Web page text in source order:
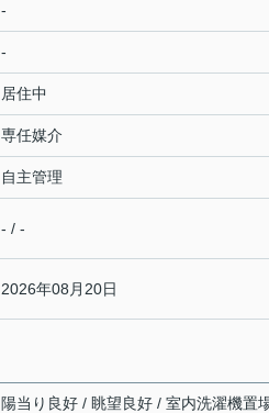
-
-
居住中
専任媒介
自主管理
- / -
2026年08月20日
陽当り良好 / 眺望良好 / 室内洗濯機置